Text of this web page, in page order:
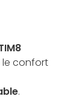
le confort
.